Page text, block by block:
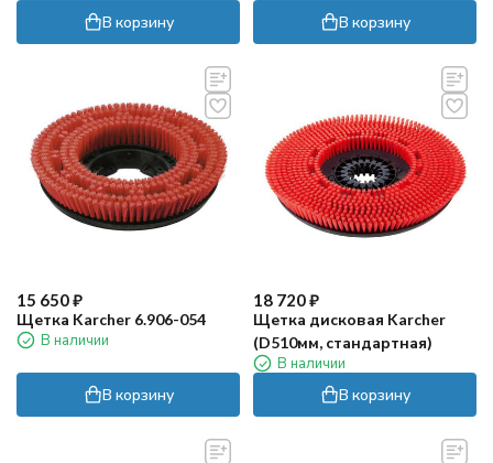
В корзину В корзину
15 650₽
Щетка Karcher 6.906-054
В наличии
В корзину
18 720₽
Щетка дисковая Karcher
(D510мм, стандартная)
В наличии
В корзину